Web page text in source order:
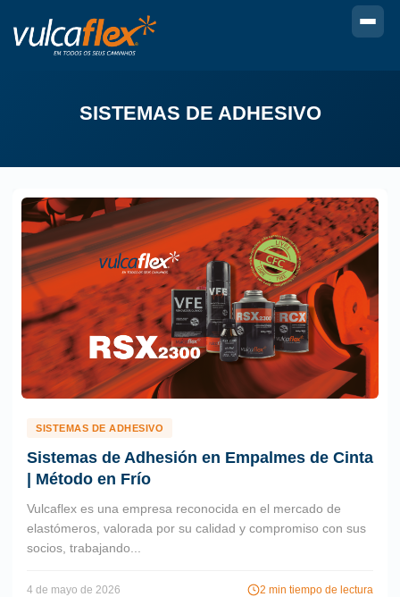
SISTEMAS DE ADHESIVO
SISTEMAS DE ADHESIVO
Sistemas de Adhesión en Empalmes de Cinta
| Método en Frío
Vulcaflex es una empresa reconocida en el mercado de
elastómeros, valorada por su calidad y compromiso con sus
socios, trabajando...
4 de mayo de 2026 2 min tiempo de lectura